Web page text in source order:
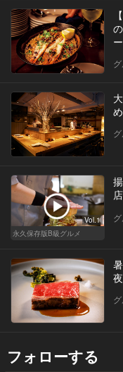
Vol.1
永久保存版B級グルメ
フォローする